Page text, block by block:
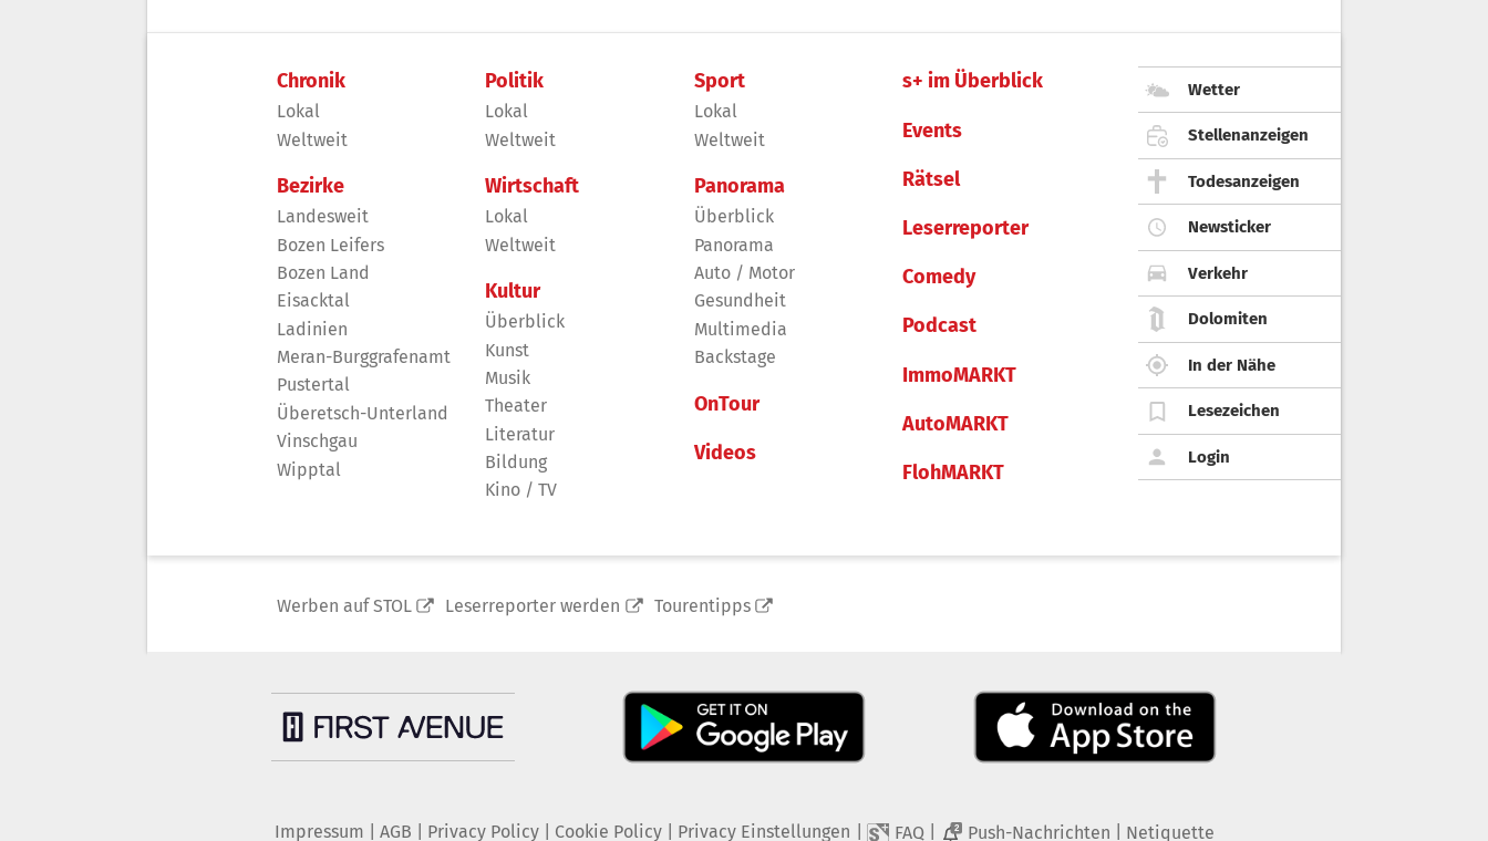
Chronik
Lokal
Weltweit
Bezirke
Landesweit
Bozen Leifers
Bozen Land
Eisacktal
Ladinien
Meran-Burggrafenamt
Pustertal
Überetsch-Unterland
Vinschgau
Wipptal
Politik
Lokal
Weltweit
Wirtschaft
Lokal
Weltweit
Kultur
Überblick
Kunst
Musik
Theater
Literatur
Bildung
Kino / TV
Sport
Lokal
Weltweit
Panorama
Überblick
Panorama
Auto / Motor
Gesundheit
Multimedia
Backstage
OnTour
Videos
s+ im Überblick
Events
Rätsel
Leserreporter
Comedy
Podcast
ImmoMARKT
AutoMARKT
FlohMARKT
Wetter
Stellenanzeigen
Todesanzeigen
Newsticker
Verkehr
Dolomiten
In der Nähe
Lesezeichen
Login
Werben auf STOL Leserreporter werden Tourentipps
Impressum AGB Privacy Policy| Cookie Policy| Privacy Einstellungen FAQ 2 Push-Nachrichten Netiquette